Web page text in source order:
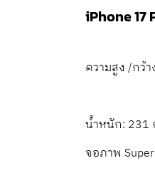
iPhone 17
ความสูง /กว้
น้ำหนัก: 231
จอภาพ Super